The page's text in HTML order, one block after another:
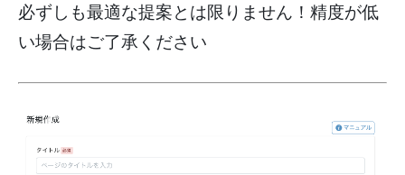
必ずしも最適な提案とは限りません！精度が低
い場合はご了承ください